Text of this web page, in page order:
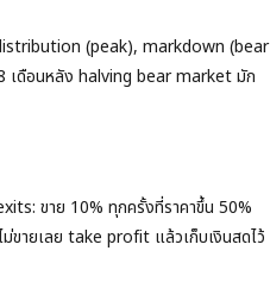
(peak), markdown (bear
เดือนหลัง halving bear market มัก
ขาย 10% ทุกครั้งที่ราคาขึ้น 50%
ายเลย take profit แล้วเก็บเงินสดไว้